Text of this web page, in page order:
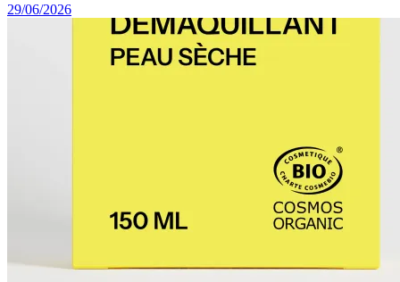
29/06/2026